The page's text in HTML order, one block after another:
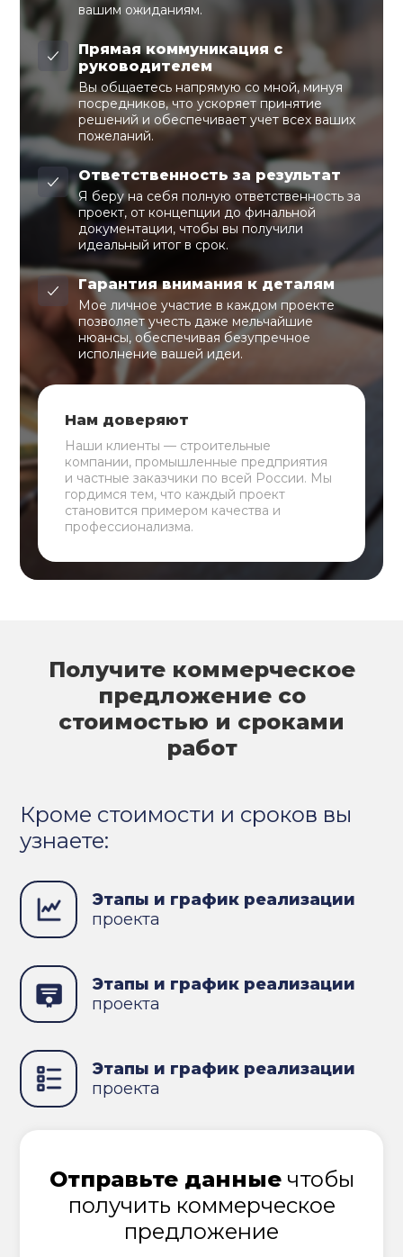
вашим ожиданиям.
Прямая коммуникация с
руководителем
Вы общаетесь напрямую со мной, минуя
посредников, что ускоряет принятие
решений и обеспечивает учет всех ваших
пожеланий.
Ответственность за результат
Я беру на себя полную ответственность за
проект, от концепции до финальной
документации, чтобы вы получили
идеальный итог в срок.
Гарантия внимания к деталям
Мое личное участие в каждом проекте
позволяет учесть даже мельчайшие
нюансы, обеспечивая безупречное
исполнение вашей идеи.
Нам доверяют
Наши клиенты — строительные
компании, промышленные предприятия
и частные заказчики по всей России. Мы
гордимся тем, что каждый проект
становится примером качества и
профессионализма.
Получите коммерческое
предложение со
стоимостью и сроками
работ
Кроме стоимости и сроков вы
узнаете:
Этапы и график реализации
проекта
Этапы и график реализации
проекта
Этапы и график реализации
проекта
Отправьте данныечтобы
получить коммерческое
предложение